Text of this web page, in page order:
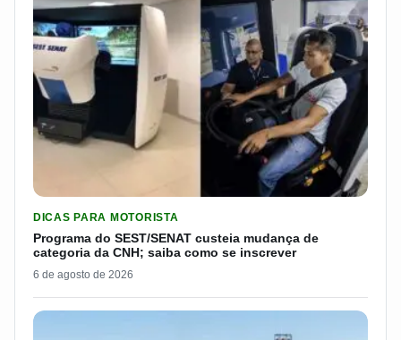
DICAS PARA MOTORISTA
Programa do SEST/SENAT custeia mudança de
categoria da CNH; saiba como se inscrever
6 de agosto de 2026